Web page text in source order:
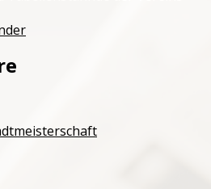
Archiv
Berichte